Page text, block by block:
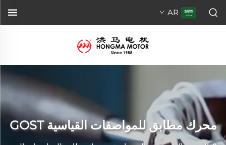
AR
محرك مطابق للمواصفات القياسية GOST